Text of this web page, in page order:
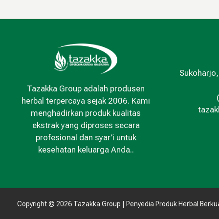
Tazakka Group adalah produsen
herbal terpercaya sejak 2006. Kami
menghadirkan produk kualitas
ekstrak yang diproses secara
profesional dan syar’i untuk
kesehatan keluarga Anda..
Copyright © 2026 Tazakka Group | Penyedia Produk Herbal